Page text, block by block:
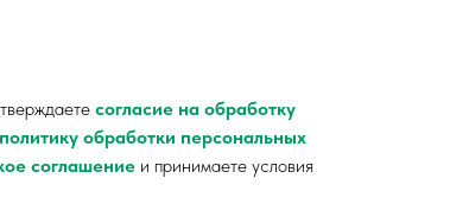
согласие на обработку
политику обработки персональных
соглашение и принимаете условия